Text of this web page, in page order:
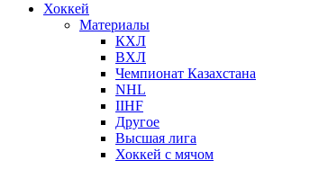
Хоккей
Материалы
КХЛ
ВХЛ
Чемпионат Казахстана
NHL
IIHF
Другое
Высшая лига
Хоккей с мячом